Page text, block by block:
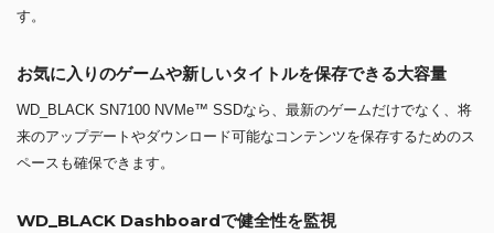
す。
お気に入りのゲームや新しいタイトルを保存できる大容量
WD_BLACK SN7100 NVMe™ SSDなら、最新のゲームだけでなく、将
来のアップデートやダウンロード可能なコンテンツを保存するためのス
ペースも確保できます。
WD_BLACK Dashboardで健全性を監視